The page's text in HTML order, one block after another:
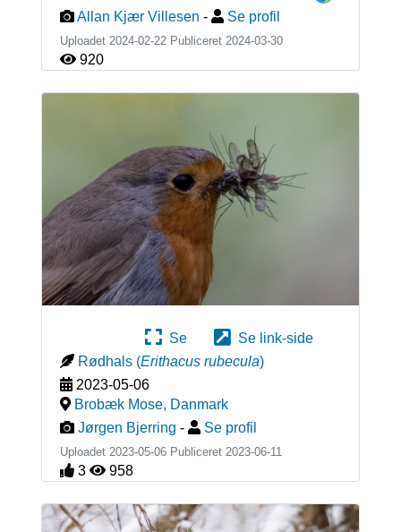
Allan Kjær Villesen - Se profil
Uploadet 2024-02-22 Publiceret 2024-03-30
920
Se
Se link-side
Rødhals (Erithacus rubecula)
2023-05-06
Brobæk Mose, Danmark
Jørgen Bjerring - Se profil
Uploadet 2023-05-06 Publiceret 2023-06-11
3 958